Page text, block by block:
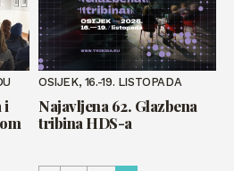
i
OSIJEK, 16.-19. LISTOPADA
Najavljena 62. Glazbena
tribina HDS-a